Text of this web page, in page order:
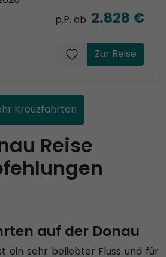
p.P. ab 2.828 €
Zur Reise
Kreuzfahrten
Reise
auf der Donau
ein sehr beliebter Fluss und für